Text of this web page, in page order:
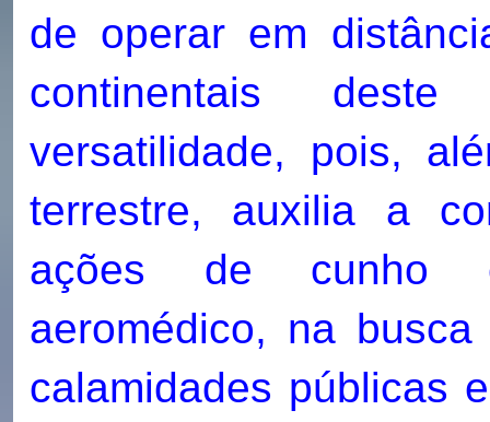
de operar em
continentais
versatilidade, pois,
terrestre, auxilia a
ações de cunho
aeromédico, na
calamidades públicas